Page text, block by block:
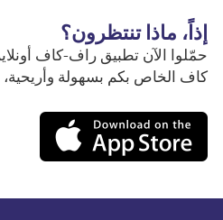
إذاً، ماذا تنتظرون؟
حمّلوا الآن تطبيق راف-كاف
كاف الخاص بكم بسهولة
لتحميل
التطبيق
للآيفون"